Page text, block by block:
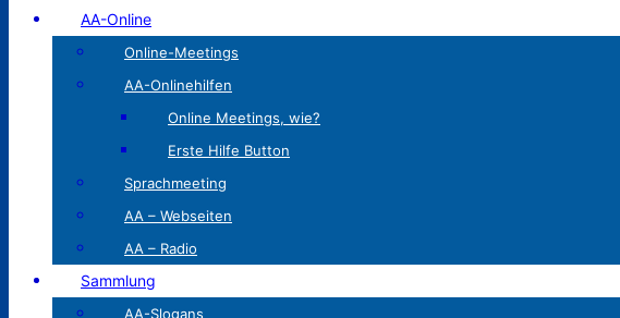
AA-Online
Online-Meetings
AA-Onlinehilfen
Online Meetings, wie?
Erste Hilfe Button
Sprachmeeting
AA – Webseiten
AA – Radio
Sammlung
AA-Slogans